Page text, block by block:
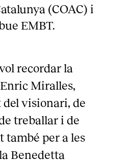
(COAC) i
EMBT.
recordar la
Miralles,
visionari, de
treballar i de
també per a les
Benedetta